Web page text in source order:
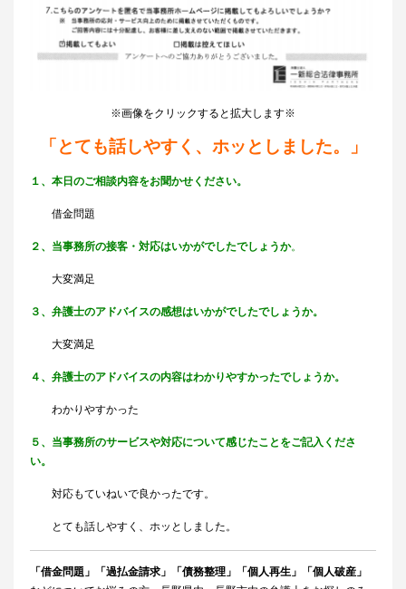
※画像をクリックすると拡大します※
「とても話しやすく、ホッとしました。」
１、本日のご相談内容をお聞かせください。
借金問題
２、当事務所の接客・対応はいかがでしたでしょうか。
大変満足
３、弁護士のアドバイスの感想はいかがでしたでしょうか。
大変満足
４、弁護士のアドバイスの内容はわかりやすかったでしょうか。
わかりやすかった
５、当事務所のサービスや対応について感じたことをご記入くださ
い。
対応もていねいで良かったです。
とても話しやすく、ホッとしました。
「借金問題」「過払金請求」「債務整理」「個人再生」「個人破産」